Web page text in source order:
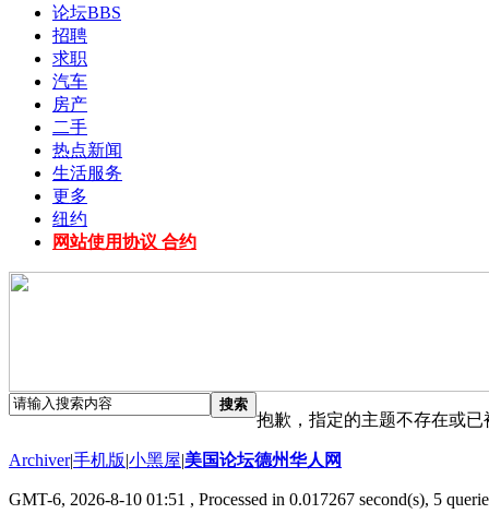
论坛BBS
招聘
求职
汽车
房产
二手
热点新闻
生活服务
更多
纽约
网站使用协议 合约
搜索
抱歉，指定的主题不存在或
Archiver|手机版|小黑屋|美国论坛德州华人网
GMT-6, 2026-8-10 01:51 , Processed in 0.017267 second(s), 5